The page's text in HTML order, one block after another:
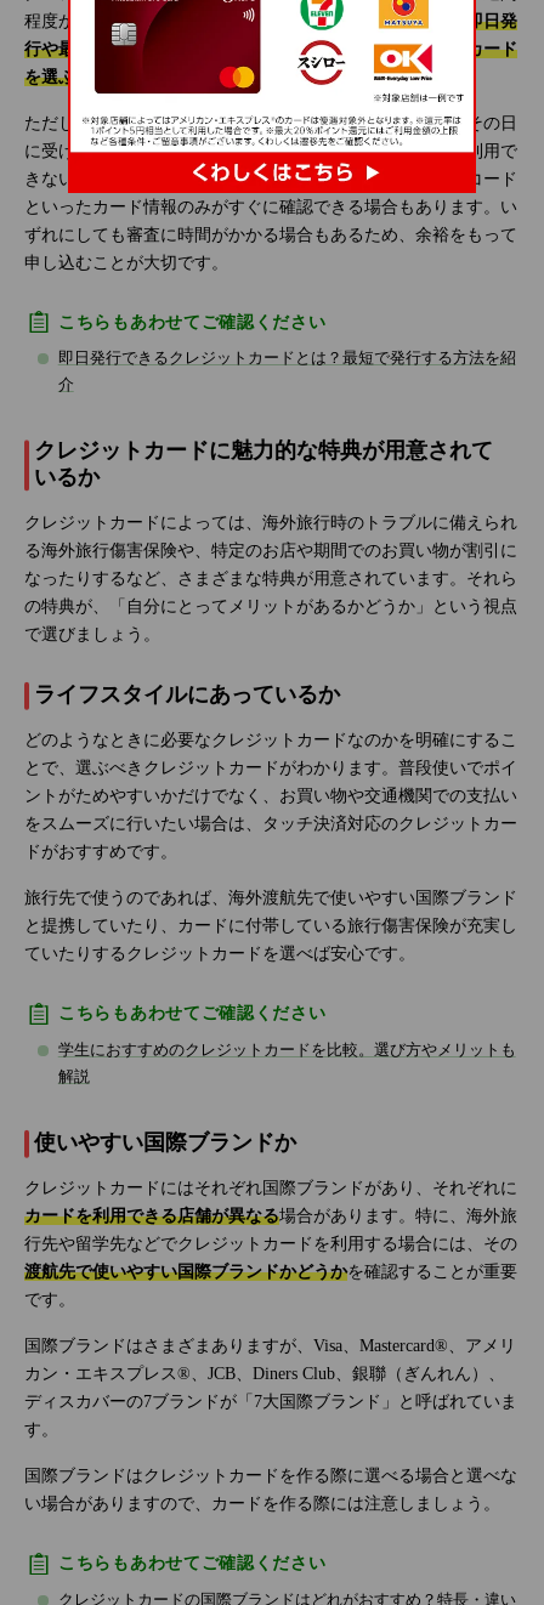
程度かかることが一般的です。すぐに発行したい場合は、
即日発
行や最短翌営業日発行など短期で発行しているクレジットカード
を選ぶ
ようにしましょう。
ただし、店舗で申し込む場合は、クレジットカード本体をその日
に受け取れることもありますが、カードが手元に届くまで利用で
きないこともあります。また、カード番号やセキュリティコード
といったカード情報のみがすぐに確認できる場合もあります。い
ずれにしても審査に時間がかかる場合もあるため、余裕をもって
申し込むことが大切です。
こちらもあわせてご確認ください
即日発行できるクレジットカードとは？最短で発行する方法を紹
介
クレジットカードに魅力的な特典が用意されて
いるか
クレジットカードによっては、海外旅行時のトラブルに備えられ
る海外旅行傷害保険や、特定のお店や期間でのお買い物が割引に
なったりするなど、さまざまな特典が用意されています。それら
の特典が、「自分にとってメリットがあるかどうか」という視点
で選びましょう。
ライフスタイルにあっているか
どのようなときに必要なクレジットカードなのかを明確にするこ
とで、選ぶべきクレジットカードがわかります。普段使いでポイ
ントがためやすいかだけでなく、お買い物や交通機関での支払い
をスムーズに行いたい場合は、タッチ決済対応のクレジットカー
ドがおすすめです。
旅行先で使うのであれば、海外渡航先で使いやすい国際ブランド
と提携していたり、カードに付帯している旅行傷害保険が充実し
ていたりするクレジットカードを選べば安心です。
こちらもあわせてご確認ください
学生におすすめのクレジットカードを比較。選び方やメリットも
解説
使いやすい国際ブランドか
クレジットカードにはそれぞれ国際ブランドがあり、それぞれに
カードを利用できる店舗が異なる場合があります。特に、海外旅
行先や留学先などでクレジットカードを利用する場合には、その
渡航先で使いやすい国際ブランドかどうかを確認することが重要
です。
国際ブランドはさまざまありますが、Visa、Mastercard®、アメリ
カン・エキスプレス®、JCB、Diners Club、銀聯（ぎんれん）、
ディスカバーの7ブランドが「7大国際ブランド」と呼ばれていま
す。
国際ブランドはクレジットカードを作る際に選べる場合と選べな
い場合がありますので、カードを作る際には注意しましょう。
こちらもあわせてご確認ください
クレジットカードの国際ブランドはどれがおすすめ？特長・違い